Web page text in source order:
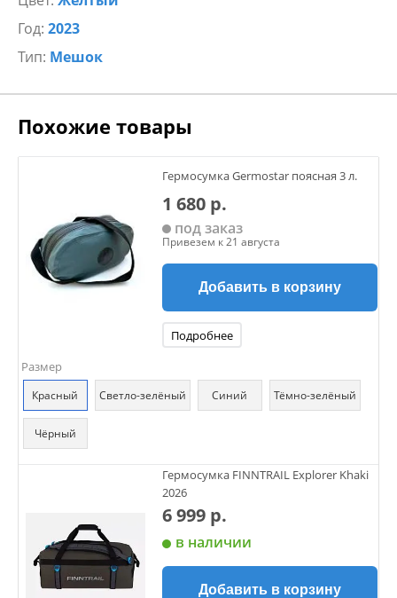
Год: 2023
Тип: Мешок
Похожие товары
Гермосумка Germostar поясная 3 л.
1 680 р.
под заказ
Привезем к 21 августа
Добавить в корзину
Подробнее
Размер
Красный Светло-зелёный Синий Тёмно-зелёный
Чёрный
Гермосумка FINNTRAIL Explorer Khaki
2026
6 999 р.
в наличии
Добавить в корзину